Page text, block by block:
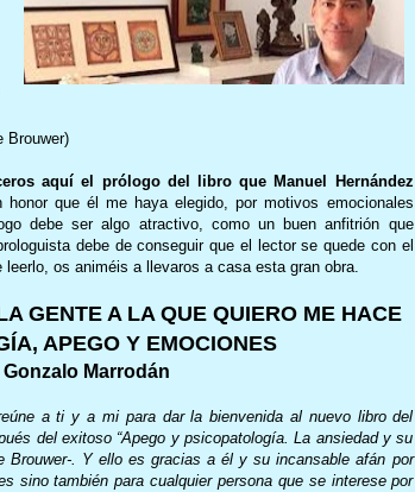
Brouwer)
aquí el prólogo del libro que Manuel Hernández
que él me haya elegido, por motivos emocionales
debe ser algo atractivo, como un buen anfitrión que
debe de conseguir que el lector se quede con el
os animéis a llevaros a casa esta gran obra.
GENTE A LA QUE QUIERO ME HACE
APEGO Y EMOCIONES
Marrodán
a ti y a mi para dar la bienvenida al nuevo libro del
del exitoso “Apego y psicopatología. La ansiedad y su
Brouwer-. Y ello es gracias a él y su incansable afán por
sino también para cualquier persona que se interese por